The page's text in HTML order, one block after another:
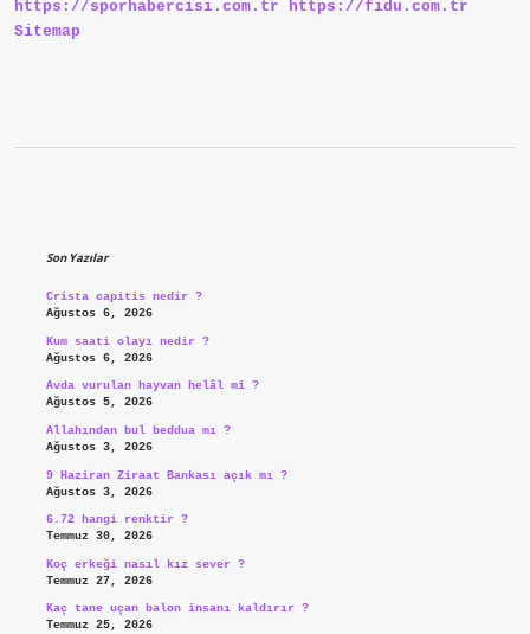
https://sporhabercisi.com.tr
https://fidu.com.tr
Sitemap
Son Yazılar
Crista capitis nedir ?
Ağustos 6, 2026
Kum saati olayı nedir ?
Ağustos 6, 2026
Avda vurulan hayvan helâl mi ?
Ağustos 5, 2026
Allahından bul beddua mı ?
Ağustos 3, 2026
9 Haziran Ziraat Bankası açık mı ?
Ağustos 3, 2026
6.72 hangi renktir ?
Temmuz 30, 2026
Koç erkeği nasıl kız sever ?
Temmuz 27, 2026
Kaç tane uçan balon insanı kaldırır ?
Temmuz 25, 2026